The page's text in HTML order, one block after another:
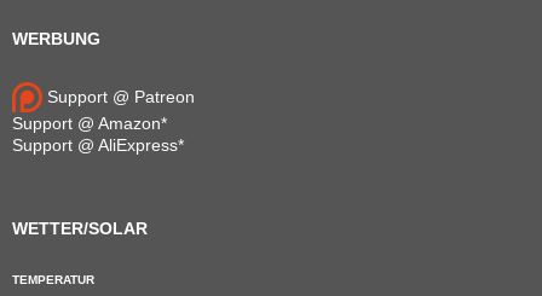
WERBUNG
Support @ Patreon
Support @ Amazon*
Support @ AliExpress*
WETTER/SOLAR
TEMPERATUR